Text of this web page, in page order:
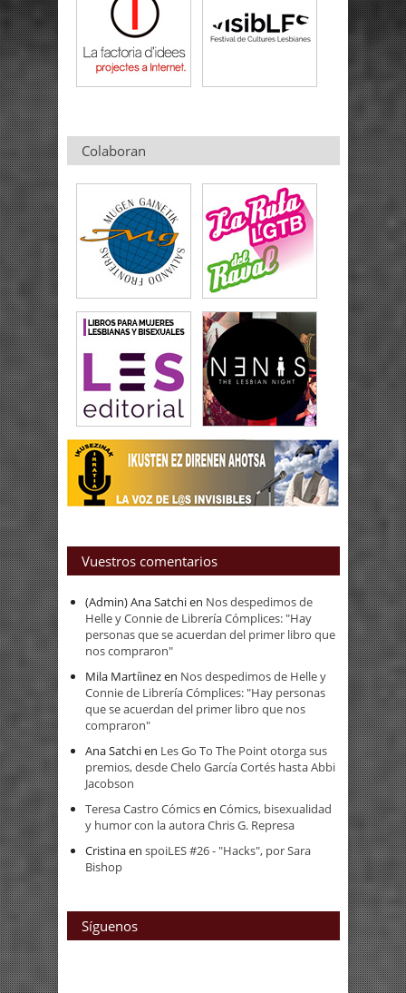
Colaboran
Vuestros comentarios
(Admin) Ana Satchien Nos despedimos de
Helle y Connie de Librería Cómplices: "Hay
personas que se acuerdan del primer libro que
nos compraron"
Mila Martíinezen Nos despedimos de Helle y
Connie de Librería Cómplices: "Hay personas
que se acuerdan del primer libro que nos
compraron"
Ana Satchien Les Go To The Point otorga sus
premios, desde Chelo García Cortés hasta Abbi
Jacobson
Teresa Castro Cómicsen Cómics, bisexualidad
y humor con la autora Chris G. Represa
Cristinaen spoiLES #26 - "Hacks", por Sara
Bishop
Síguenos